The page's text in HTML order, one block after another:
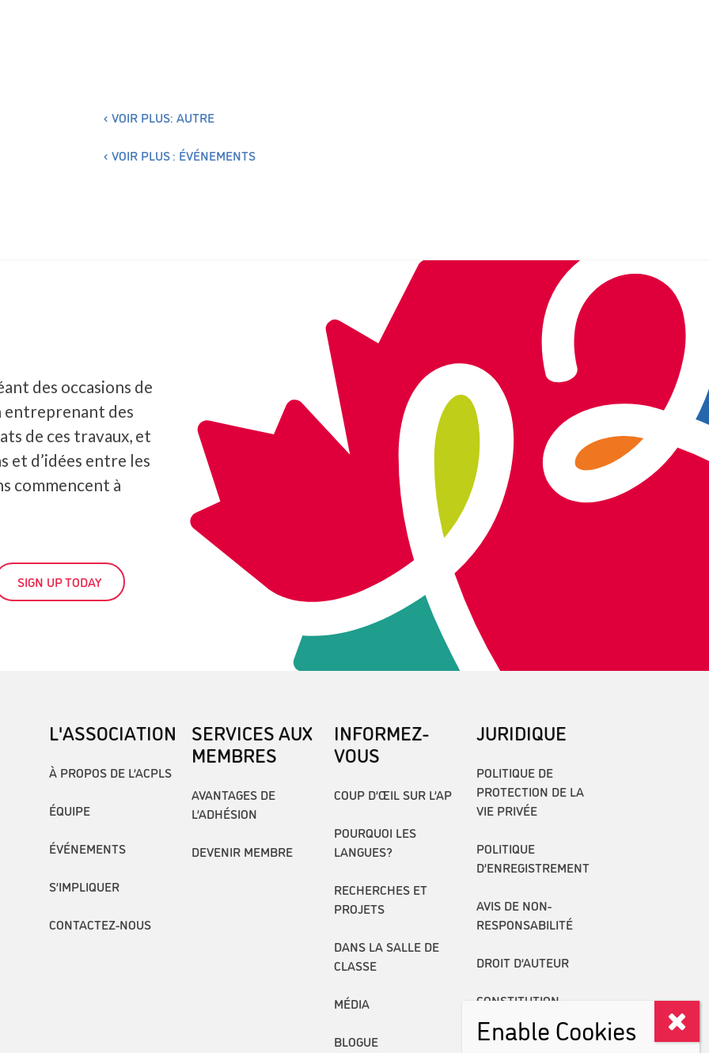
VOIR PLUS: AUTRE
VOIR PLUS : ÉVÉNEMENTS
des occasions de
des
de ces travaux, et
et d’idées entre les
commencent à
SIGN UP TODAY
L'ASSOCIATION
À PROPOS DE L’ACPLS
ÉQUIPE
ÉVÉNEMENTS
S’IMPLIQUER
CONTACTEZ-NOUS
SERVICES AUX
MEMBRES
AVANTAGES DE
L’ADHÉSION
DEVENIR MEMBRE
INFORMEZ-
VOUS
COUP D’ŒIL SUR L’AP
POURQUOI LES
LANGUES?
RECHERCHES ET
PROJETS
DANS LA SALLE DE
CLASSE
MÉDIA
BLOGUE
JURIDIQUE
POLITIQUE DE
PROTECTION DE LA
VIE PRIVÉE
POLITIQUE
D’ENREGISTREMENT
AVIS DE NON-
RESPONSABILITÉ
DROIT D’AUTEUR
CONSTITUTION
RAPPORTS ANNUELS
Enable Cookies